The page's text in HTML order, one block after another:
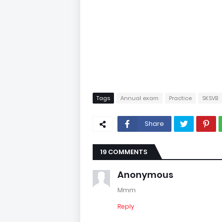
Tags Annual exam Practice SKSVB
Share
19 COMMENTS
Anonymous
Mmm
Reply